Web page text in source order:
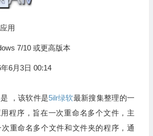
用
7/10 或更高版本
6月3日 00:14
是 ，该软件是5ilr绿软最新搜集整理的一
程序，旨在一次重命名多个文件，主
重命名多个文件和文件夹的程序，通